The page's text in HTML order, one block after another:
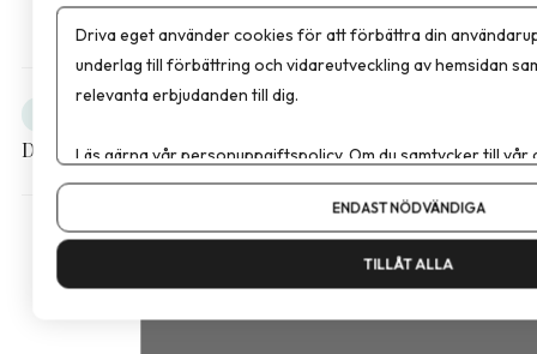
Dela artikeln
Driva eget använder cookies för att förbättra din
underlag till förbättring och vidareutveckling av hemsidan
relevanta erbjudanden till dig.
Läs gärna vårpersonuppgiftspolicy. Om du samtycker till vår
Om du vill ändra ditt val i efterhand hittar du den möjligheten
ENDAST NÖDVÄNDIGA
TILLÅT ALLA